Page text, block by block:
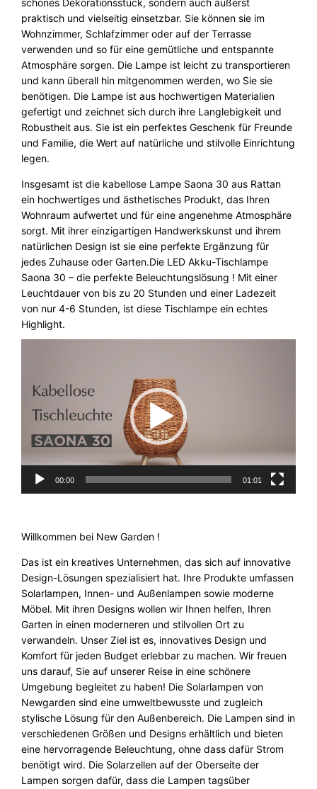
5
4
N
e
w
g
a
r
d
e
M
e
n
g
e
praktisch und vielseitig einsetzbar. Sie können sie im
Wohnzimmer, Schlafzimmer oder auf der Terrasse
verwenden und so für eine gemütliche und entspannte
Atmosphäre sorgen. Die Lampe ist leicht zu transportieren
und kann überall hin mitgenommen werden, wo Sie sie
benötigen. Die Lampe ist aus hochwertigen Materialien
gefertigt und zeichnet sich durch ihre Langlebigkeit und
Robustheit aus. Sie ist ein perfektes Geschenk für Freunde
und Familie, die Wert auf natürliche und stilvolle Einrichtung
legen.
Insgesamt ist die kabellose Lampe Saona 30 aus Rattan
ein hochwertiges und ästhetisches Produkt, das Ihren
Wohnraum aufwertet und für eine angenehme Atmosphäre
sorgt. Mit ihrer einzigartigen Handwerkskunst und ihrem
natürlichen Design ist sie eine perfekte Ergänzung für
jedes Zuhause oder Garten.Die LED Akku-Tischlampe
Saona 30 – die perfekte Beleuchtungslösung ! Mit einer
Leuchtdauer von bis zu 20 Stunden und einer Ladezeit
von nur 4-6 Stunden, ist diese Tischlampe ein echtes
Highlight.
00:00 01:01
Willkommen bei New Garden !
Das ist ein kreatives Unternehmen, das sich auf innovative
Design-Lösungen spezialisiert hat. Ihre Produkte umfassen
Solarlampen, Innen- und Außenlampen sowie moderne
Möbel. Mit ihren Designs wollen wir Ihnen helfen, Ihren
Garten in einen moderneren und stilvollen Ort zu
verwandeln. Unser Ziel ist es, innovatives Design und
Komfort für jeden Budget erlebbar zu machen. Wir freuen
uns darauf, Sie auf unserer Reise in eine schönere
Umgebung begleitet zu haben! Die Solarlampen von
Newgarden sind eine umweltbewusste und zugleich
stylische Lösung für den Außenbereich. Die Lampen sind in
verschiedenen Größen und Designs erhältlich und bieten
eine hervorragende Beleuchtung, ohne dass dafür Strom
benötigt wird. Die Solarzellen auf der Oberseite der
Lampen sorgen dafür, dass die Lampen tagsüber